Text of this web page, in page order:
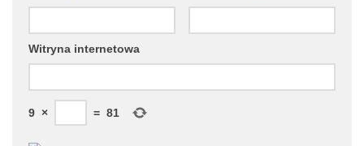
Witryna internetowa
9 × = 81